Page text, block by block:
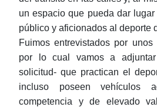
un espacio que pueda dar
público y aficionados al deporte
Fuimos entrevistados por
por lo cual vamos a
solicitud- que practican el
incluso poseen vehículos
competencia y de elevado